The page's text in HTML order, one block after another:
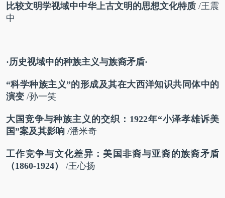
比较文明学视域中中华上古文明的思想文化特质 /王震
中
·历史视域中的种族主义与族裔矛盾·
“科学种族主义”的形成及其在大西洋知识共同体中的
演变/孙一笑
大国竞争与种族主义的交织： 1922年“小泽孝雄诉美
国”案及其影响/潘米奇
工作竞争与文化差异： 美国非裔与亚裔的族裔矛盾
（1860-1924） /王心扬